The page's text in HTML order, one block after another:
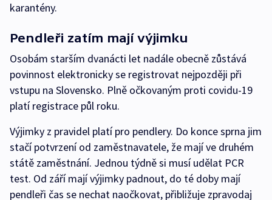
karantény.
Pendleři zatím mají výjimku
Osobám starším dvanácti let nadále obecně zůstává
povinnost elektronicky se registrovat nejpozději při
vstupu na Slovensko. Plně očkovaným proti covidu-19
platí registrace půl roku.
Výjimky z pravidel platí pro pendlery. Do konce sprna jim
stačí potvrzení od zaměstnavatele, že mají ve druhém
státě zaměstnání. Jednou týdně si musí udělat PCR
test. Od září mají výjimky padnout, do té doby mají
pendleři čas se nechat naočkovat, přibližuje zpravodaj